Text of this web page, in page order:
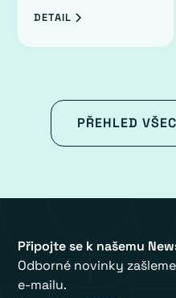
DETAIL
PŘEHLED
Připojte se k našemu
Odborné novinky
e-mailu.